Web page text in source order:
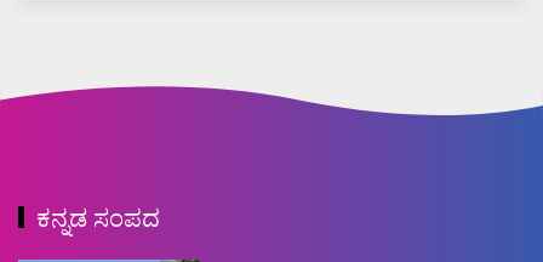
ಕನ್ನಡ ಸಂಪದ